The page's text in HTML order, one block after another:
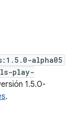
alpha05
play-
1.5.0-
.